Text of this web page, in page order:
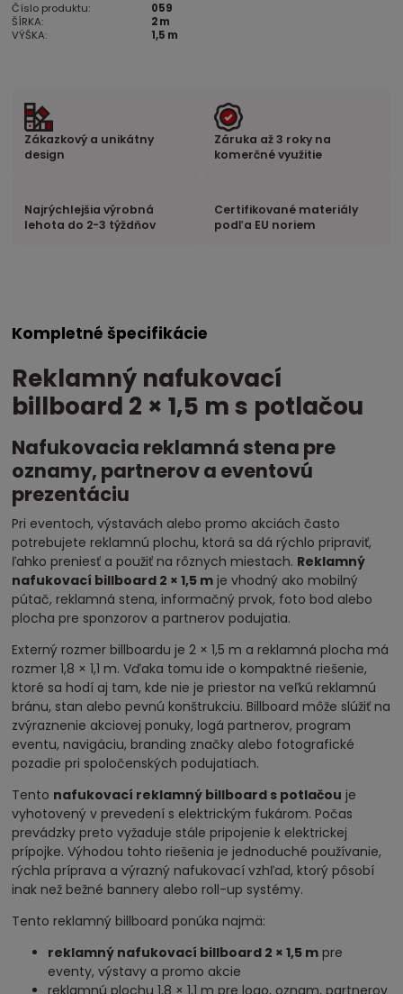
Číslo produktu:
059
ŠÍRKA:
2 m
VÝŠKA:
1,5 m
Zákazkový a unikátny
design
Záruka až 3 roky na
komerčné využitie
Najrýchlejšia výrobná
lehota do 2-3 týždňov
Certifikované materiály
podľa EU noriem
Kompletné špecifikácie
Reklamný nafukovací
billboard 2 × 1,5 m s potlačou
Nafukovacia reklamná stena pre
oznamy, partnerov a eventovú
prezentáciu
Pri eventoch, výstavách alebo promo akciách často
potrebujete reklamnú plochu, ktorá sa dá rýchlo pripraviť,
ľahko preniesť a použiť na rôznych miestach. Reklamný
nafukovací billboard 2 × 1,5 m je vhodný ako mobilný
pútač, reklamná stena, informačný prvok, foto bod alebo
plocha pre sponzorov a partnerov podujatia.
Externý rozmer billboardu je 2 × 1,5 m a reklamná plocha má
rozmer 1,8 × 1,1 m. Vďaka tomu ide o kompaktné riešenie,
ktoré sa hodí aj tam, kde nie je priestor na veľkú reklamnú
bránu, stan alebo pevnú konštrukciu. Billboard môže slúžiť na
zvýraznenie akciovej ponuky, logá partnerov, program
eventu, navigáciu, branding značky alebo fotografické
pozadie pri spoločenských podujatiach.
Tento nafukovací reklamný billboard s potlačou je
vyhotovený v prevedení s elektrickým fukárom. Počas
prevádzky preto vyžaduje stále pripojenie k elektrickej
prípojke. Výhodou tohto riešenia je jednoduché používanie,
rýchla príprava a výrazný nafukovací vzhľad, ktorý pôsobí
inak než bežné bannery alebo roll-up systémy.
Tento reklamný billboard ponúka najmä:
reklamný nafukovací billboard 2 × 1,5 m pre
eventy, výstavy a promo akcie
reklamnú plochu 1,8 × 1,1 m pre logo, oznam, partnerov